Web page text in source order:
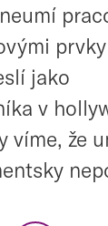
jako
v
víme, že